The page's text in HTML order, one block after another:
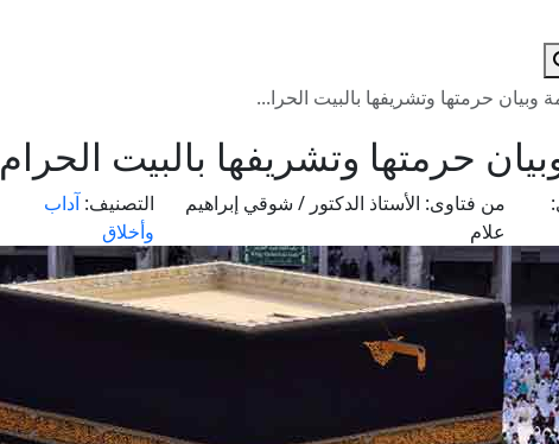
حرمتها وتشريفها بالبيت الحرا...
حرمتها وتشريفها بالبيت الحرام
من فتاوى: الأستاذ الدكتور / شوقي إبراهيم
علام
التصنيف: آداب
وأخلاق